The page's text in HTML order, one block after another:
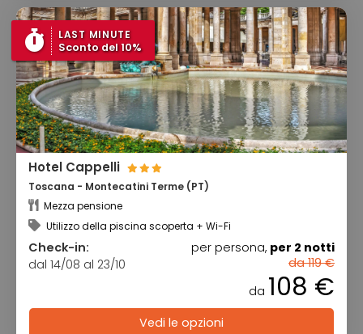
LAST MINUTE
Sconto del 10%
Hotel Cappelli
Toscana - Montecatini Terme (PT)
Mezza pensione
Utilizzo della piscina scoperta + Wi-Fi
Check-in:
dal 14/08 al 23/10
per persona, per 2 notti
da 119 €
da 108 €
Vedi le opzioni